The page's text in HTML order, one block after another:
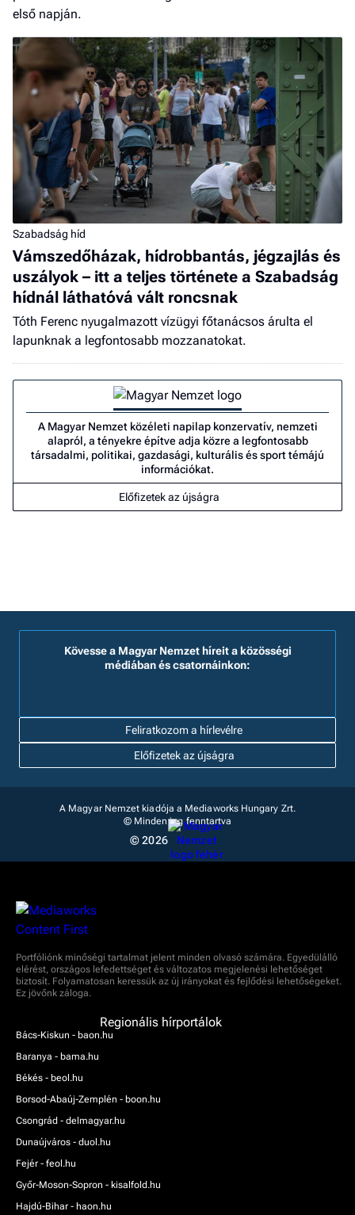
első napján.
Szabadság híd
Vámszedőházak, hídrobbantás, jégzajlás és
uszályok – itt a teljes története a Szabadság
hídnál láthatóvá vált roncsnak
Tóth Ferenc nyugalmazott vízügyi főtanácsos árulta el
lapunknak a legfontosabb mozzanatokat.
A Magyar Nemzet közéleti napilap konzervatív, nemzeti
alapról, a tényekre építve adja közre a legfontosabb
társadalmi, politikai, gazdasági, kulturális és sport témájú
információkat.
Előfizetek az újságra
Feliratkozom a hírlevélre
Kövesse a Magyar Nemzet híreit a közösségi
médiában és csatornáinkon:
Előfizetek az újságra
A Magyar Nemzet kiadója a Mediaworks Hungary Zrt.
© Minden jog fenntartva
© 2026
Portfóliónk minőségi tartalmat jelent minden olvasó számára. Egyedülálló
elérést, országos lefedettséget és változatos megjelenési lehetőséget
biztosít. Folyamatosan keressük az új irányokat és fejlődési lehetőségeket.
Ez jövőnk záloga.
Regionális hírportálok
Bács-Kiskun - baon.hu
Baranya - bama.hu
Békés - beol.hu
Borsod-Abaúj-Zemplén - boon.hu
Csongrád - delmagyar.hu
Dunaújváros - duol.hu
Fejér - feol.hu
Győr-Moson-Sopron - kisalfold.hu
Hajdú-Bihar - haon.hu